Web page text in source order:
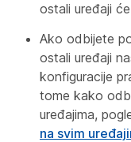
ostali uređaji
Ako odbijete
ostali uređaji
konfiguracije
tome kako
uređajima,
na svim